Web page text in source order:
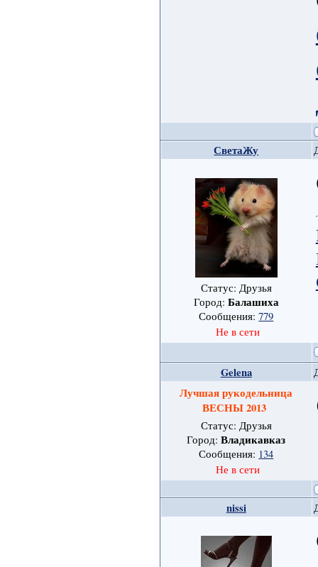
СветаЖу
Статус: Друзья
Город: Балашиха
Сообщения:779
Не в сети
Gelena
Лучшая рукодельница
ВЕСНЫ 2013
Статус: Друзья
Город:Владикавказ
Сообщения: 134
Не в сети
nissi